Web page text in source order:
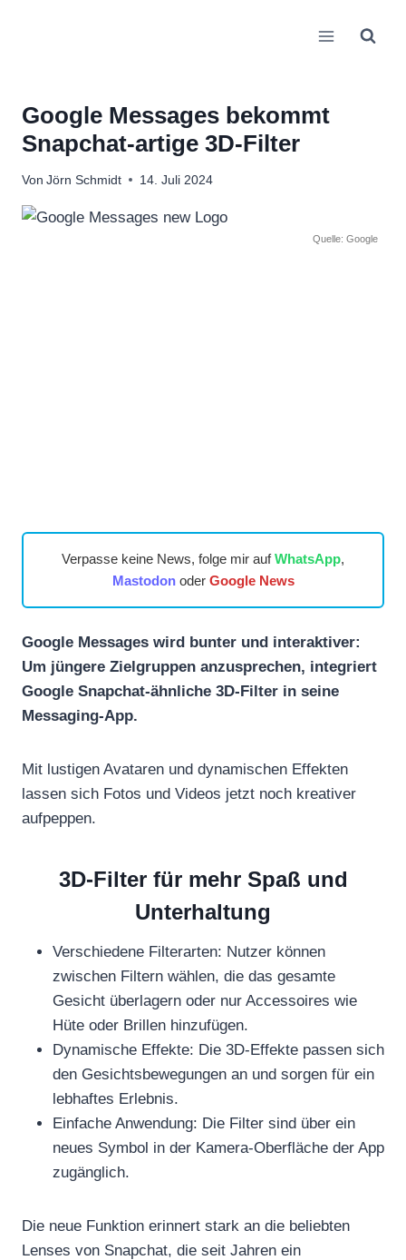
Google Messages bekommt
Snapchat-artige 3D-Filter
Von Jörn Schmidt 14. Juli 2024
Quelle: Google
Verpasse keine News, folge mir aufWhatsApp,
Mastodonoder Google News
Google Messages wird bunter und interaktiver:
Um jüngere Zielgruppen anzusprechen, integriert
Google Snapchat-ähnliche 3D-Filter in seine
Messaging-App.
Mit lustigen Avataren und dynamischen Effekten
lassen sich Fotos und Videos jetzt noch kreativer
aufpeppen.
3D-Filter für mehr Spaß und
Unterhaltung
Verschiedene Filterarten: Nutzer können
zwischen Filtern wählen, die das gesamte
Gesicht überlagern oder nur Accessoires wie
Hüte oder Brillen hinzufügen.
Dynamische Effekte: Die 3D-Effekte passen sich
den Gesichtsbewegungen an und sorgen für ein
lebhaftes Erlebnis.
Einfache Anwendung: Die Filter sind über ein
neues Symbol in der Kamera-Oberfläche der App
zugänglich.
Die neue Funktion erinnert stark an die beliebten
Lenses von Snapchat, die seit Jahren ein